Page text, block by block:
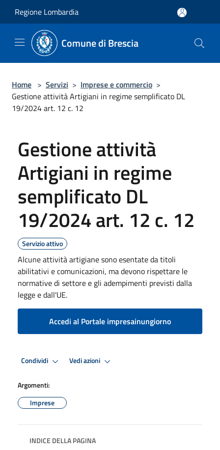
Regione Lombardia
Comune di Brescia
Home > Servizi > Imprese e commercio >
Gestione attività Artigiani in regime semplificato DL
19/2024 art. 12 c. 12
Gestione attività
Artigiani in regime
semplificato DL
19/2024 art. 12 c. 12
Servizio attivo
Alcune attività artigiane sono esentate da titoli
abilitativi e comunicazioni, ma devono rispettare le
normative di settore e gli adempimenti previsti dalla
legge e dall'UE.
Accedi al Portale impresainungiorno
Condividi Vedi azioni
Argomenti:
Imprese
INDICE DELLA PAGINA